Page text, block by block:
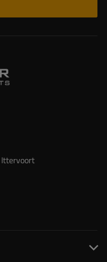
Ittervoort